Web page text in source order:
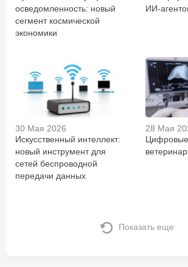
осведомленность: новый
сегмент космической
экономики
ИИ-
30 Мая 2026
Искусственный интеллект:
новый инструмент для
сетей беспроводной
передачи данных
28 Мая
Цифровые
Показать еще